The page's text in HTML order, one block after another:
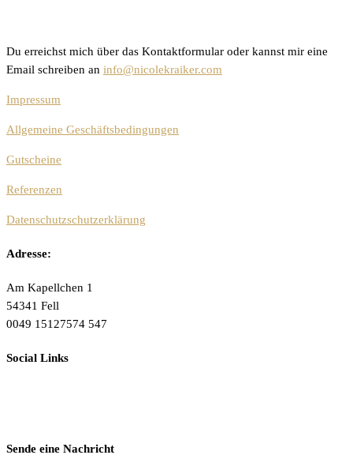
Du erreichst mich über das Kontaktformular oder kannst mir eine
Email schreiben an info@nicolekraiker.com
Impressum
Allgemeine Geschäftsbedingungen
Gutscheine
Referenzen
Datenschutzschutzerklärung
Adresse:
Am Kapellchen 1
54341 Fell
0049 15127574 547
Social Links
Sende eine Nachricht